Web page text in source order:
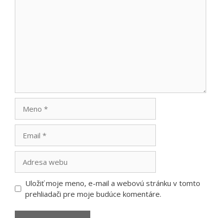
webu
Uložiť moje meno, e-mail a webovú stránku v tomto
prehliadači pre moje budúce komentáre.